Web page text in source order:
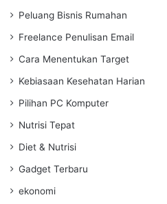
Peluang Bisnis Rumahan
Freelance Penulisan Email
Cara Menentukan Target
Kebiasaan Kesehatan Harian
Pilihan PC Komputer
Nutrisi Tepat
Diet & Nutrisi
Gadget Terbaru
ekonomi